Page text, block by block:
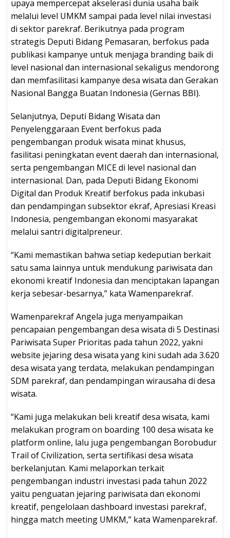
upaya mempercepat akselerasi dunia usaha baik
melalui level UMKM sampai pada level nilai investasi
di sektor parekraf. Berikutnya pada program
strategis Deputi Bidang Pemasaran, berfokus pada
publikasi kampanye untuk menjaga branding baik di
level nasional dan internasional sekaligus mendorong
dan memfasilitasi kampanye desa wisata dan Gerakan
Nasional Bangga Buatan Indonesia (Gernas BBI).
Selanjutnya, Deputi Bidang Wisata dan
Penyelenggaraan Event berfokus pada
pengembangan produk wisata minat khusus,
fasilitasi peningkatan event daerah dan internasional,
serta pengembangan MICE di level nasional dan
internasional. Dan, pada Deputi Bidang Ekonomi
Digital dan Produk Kreatif berfokus pada inkubasi
dan pendampingan subsektor ekraf, Apresiasi Kreasi
Indonesia, pengembangan ekonomi masyarakat
melalui santri digitalpreneur.
“Kami memastikan bahwa setiap kedeputian berkait
satu sama lainnya untuk mendukung pariwisata dan
ekonomi kreatif Indonesia dan menciptakan lapangan
kerja sebesar-besarnya,” kata Wamenparekraf.
Wamenparekraf Angela juga menyampaikan
pencapaian pengembangan desa wisata di 5 Destinasi
Pariwisata Super Prioritas pada tahun 2022, yakni
website jejaring desa wisata yang kini sudah ada 3.620
desa wisata yang terdata, melakukan pendampingan
SDM parekraf, dan pendampingan wirausaha di desa
wisata.
“Kami juga melakukan beli kreatif desa wisata, kami
melakukan program on boarding 100 desa wisata ke
platform online, lalu juga pengembangan Borobudur
Trail of Civilization, serta sertifikasi desa wisata
berkelanjutan. Kami melaporkan terkait
pengembangan industri investasi pada tahun 2022
yaitu penguatan jejaring pariwisata dan ekonomi
kreatif, pengelolaan dashboard investasi parekraf,
hingga match meeting UMKM,” kata Wamenparekraf.